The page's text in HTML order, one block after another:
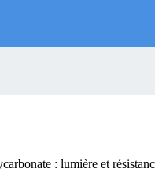
: lumière et